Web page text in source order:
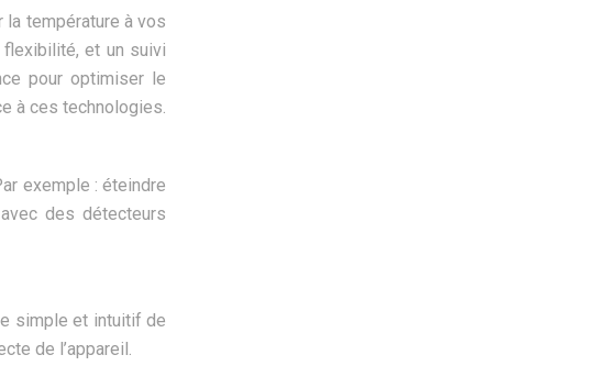
température à vos
et un suivi
pour optimiser le
à ces technologies.
exemple : éteindre
des détecteurs
simple et intuitif de
de l’appareil.